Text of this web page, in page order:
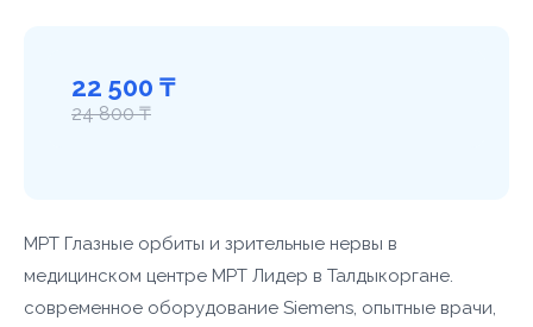
22 500 ₸
24 800 ₸
МРТ Глазные орбиты и зрительные нервы в
медицинском центре МРТ Лидер в Талдыкоргане.
современное оборудование Siemens, опытные врачи,